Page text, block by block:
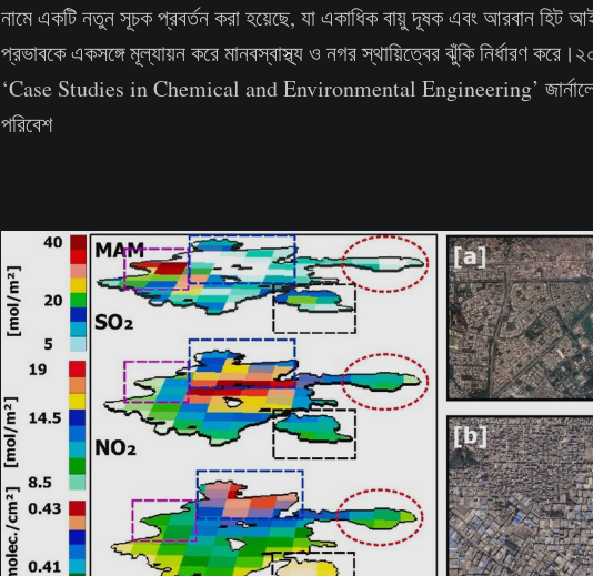
নামে একটি নতুন সূচক প্রবর্তন করা হয়েছে, যা একাধিক বায়ু দূষক এবং আরবান হিট
প্রভাবকে একসঙ্গে মূল্যায়ন করে মানবস্বাস্থ্য ও নগর স্থায়িত্বের ঝুঁকি নির্ধারণ
‘Case Studies in Chemical and Environmental Engineering’ জার্নালে
পরিবেশ